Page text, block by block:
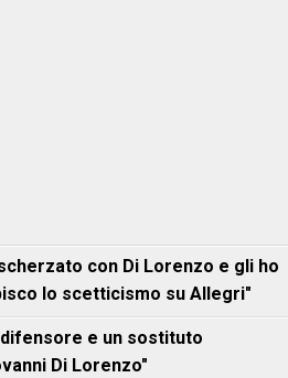
con Di Lorenzo e gli ho
lo scetticismo su Allegri"
difensore e un sostituto
Di Lorenzo"